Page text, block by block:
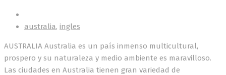
australia, ingles
AUSTRALIA Australia es un país inmenso multicultural,
prospero y su naturaleza y medio ambiente es maravilloso.
Las ciudades en Australia tienen gran variedad de